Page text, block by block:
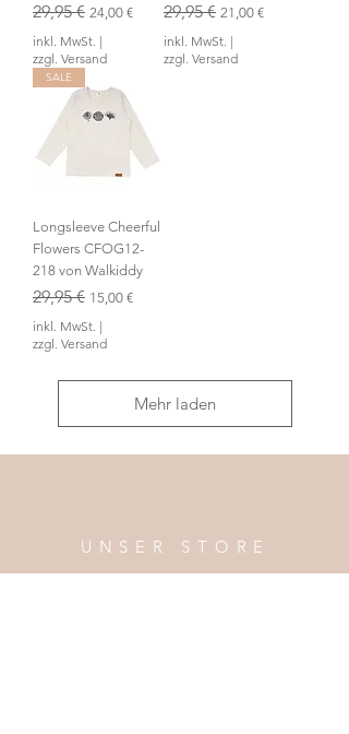
Standardpreis
29,95 € Sale-Preis
24,00 €
inkl. MwSt. |
zzgl. Versand
Standardpreis
29,95 € Sale-Preis
21,00 €
inkl. MwSt. |
zzgl. Versand
SALE
Longsleeve Cheerful
Flowers CFOG12-
218 von Walkiddy
Standardpreis
29,95 € Sale-Preis
15,00 €
inkl. MwSt. |
zzgl. Versand
Mehr laden
UNSER STORE